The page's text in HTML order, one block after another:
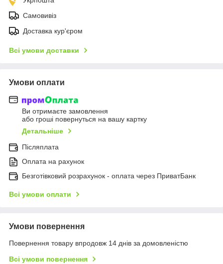
Самовивіз
Доставка кур'єром
Всі умови доставки
Умови оплати
Ви отримаєте замовлення
або гроші повернуться на вашу картку
Детальніше
Післяплата
Оплата на рахунок
Безготівковий розрахунок - оплата через ПриватБанк
Всі умови оплати
Умови повернення
Повернення товару впродовж 14 днів за домовленістю
Всі умови повернення